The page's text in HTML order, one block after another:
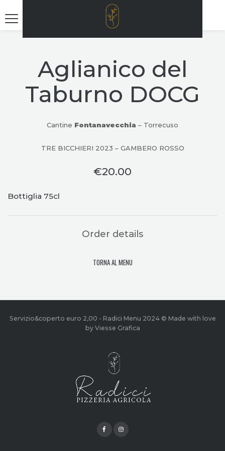
Aglianico del
Taburno DOCG
Cantine Fontanavecchia – Torrecuso
TRE BICCHIERI 2023 – GAMBERO ROSSO
€20.00
Bottiglia 75cl
Order details
TORNA AL MENU
Servizio&coperto euro 2,00 - Radici Menu 2024 © Made with love
by Viesse Grafica